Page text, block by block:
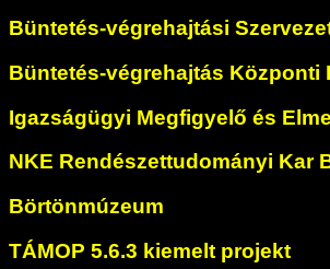
Büntetés-végrehajtási
Büntetés-végrehajtás Központi
Igazságügyi Megfigyelő és
NKE Rendészettudományi Kar
Börtönmúzeum
TÁMOP 5.6.3 kiemelt projekt